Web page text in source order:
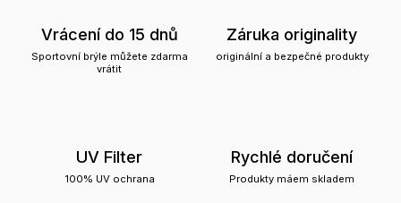
Vrácení do 15 dnů
Sportovní brýle můžete zdarma
vrátit
Záruka originality
originální a bezpečné produkty
UV Filter
100% UV ochrana
Rychlé doručení
Produkty máem skladem